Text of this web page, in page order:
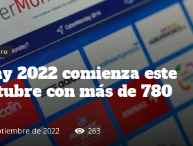
2022 comienza este
con más de 780
de 2022 263